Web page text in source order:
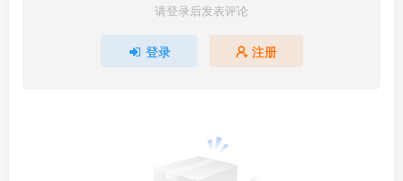
请登录后发表评论
登录 注册